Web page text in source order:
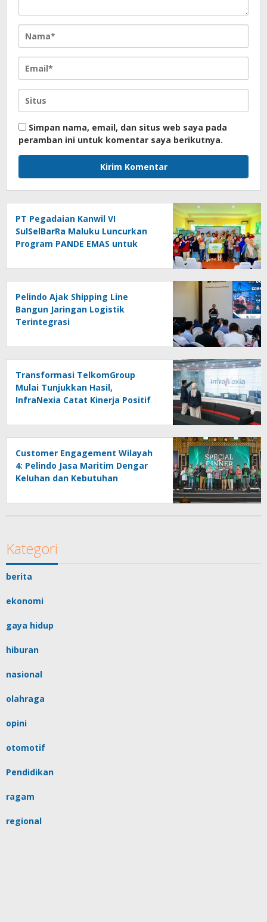
Simpan nama, email, dan situs web saya pada
peramban ini untuk komentar saya berikutnya.
PT Pegadaian Kanwil VI
SulSelBarRa Maluku Luncurkan
Program PANDE EMAS untuk
Masyarakat
Pelindo Ajak Shipping Line
Bangun Jaringan Logistik
Terintegrasi
Transformasi TelkomGroup
Mulai Tunjukkan Hasil,
InfraNexia Catat Kinerja Positif
Nasional
Customer Engagement Wilayah
4: Pelindo Jasa Maritim Dengar
Keluhan dan Kebutuhan
Kategori
berita
ekonomi
gaya hidup
hiburan
nasional
olahraga
opini
otomotif
Pendidikan
ragam
regional